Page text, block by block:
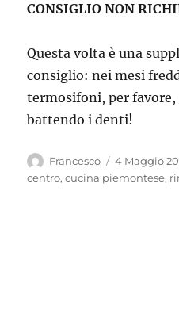
CONSIGLIO NON
Questa volta è una
consiglio: nei mesi
termosifoni, per favore,
battendo i denti!
Autore
Francesco
Pubblicato
il
4 Maggio
centro,cucina piemontese,